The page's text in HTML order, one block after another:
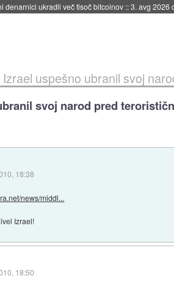
denarnici ukradli več tisoč bitcoinov ::3. avg 2026
Izrael uspešno ubranil svoj
svoj narod pred
18:38
news/middl...
Izrael!
18:50